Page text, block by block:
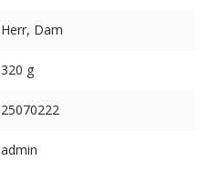
Herr, Dam
320 g
25070222
admin